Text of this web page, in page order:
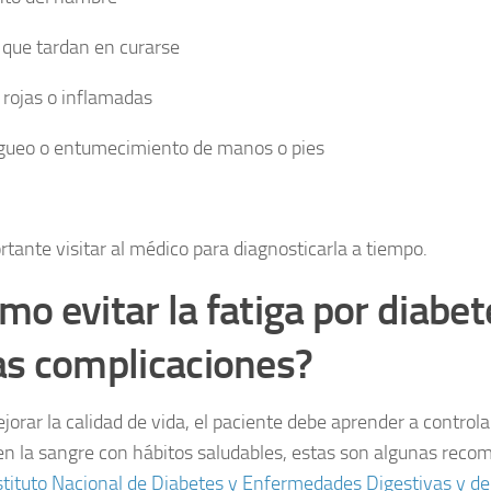
tardan en curarse
o inflamadas
o entumecimiento de manos o pies
visitar al médico para diagnosticarla a tiempo.
evitar la fatiga por
complicaciones?
la calidad de vida, el paciente debe aprender a
la sangre con hábitos saludables, estas son algunas
Nacional de Diabetes y Enfermedades Digestivas y